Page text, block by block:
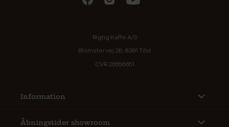
Rigtig Kaffe A/S
Blomstervej 2B, 8381 Tilst
CVR 26556651
Information
Åbningstider showroom